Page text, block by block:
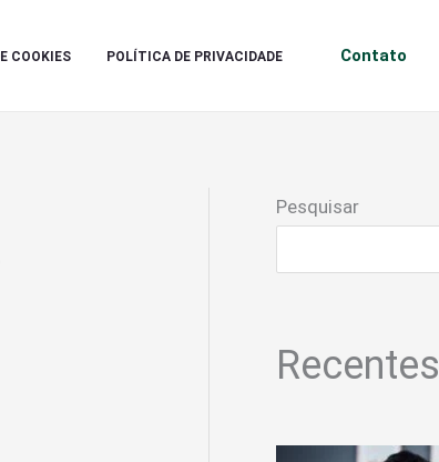
COOKIES POLÍTICA DE PRIVACIDADE Contato
Pesquisar
Recentes